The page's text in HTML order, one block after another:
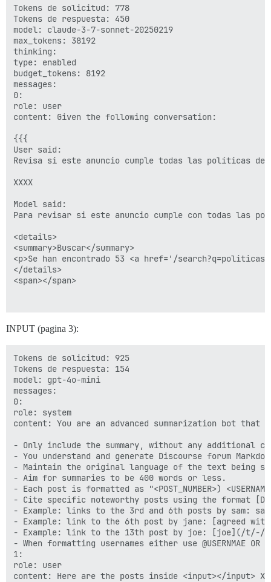
input_schema:
type: object
properties:
required:
1:
name: search
description: Will search topics in the current
input_schema:
type: object
properties:
search_query:
description: Specific keywords to search for, space
user:
type: string
order:
description: search result order
enum:
1: latest_topic
2: oldest
3: views
4: likes
limit:
type: integer
description: maximum number of posts on the topics
type: string
description: list of tags to search for. Use + to
category:
type: string
description: category name to filter to
before:
type: string
after:
type: string
description: only topics created after a specific date
status:
type: string
description: search for topics in a particular state
enum:
0: open
1: closed
2: archived
3: noreplies
4: single_user
required:
Tokens de solicitud: 778
Tokens de respuesta: 450
model: claude-3-7-sonnet-20250219
max_tokens: 38192
thinking:
type: enabled
budget_tokens: 8192
messages:
0:
role: user
content: Given the following conversation:
{{{
User said:
Revisa si este anuncio cumple todas las políticas de
XXXX
Model said:
Para revisar si este anuncio cumple con todas las
<details>
<summary>Buscar</summary>
<p>Se han encontrado 53 <a href='/
</details>
<span></span>
Lo sentimos, parece que nuestro sistema ha
[/details]
}}}
Reply only with a title that is 7 words or less.
- You will never respond with anything but the
- You will always match the conversation language
INPUT (pagina 3):
Tokens de solicitud: 925
Tokens de respuesta: 154
model: gpt-4o-mini
messages:
0:
role: system
content: You are an advanced summarization bot
- Only include the summary, without any additional
- You understand and generate Discourse forum
- Maintain the original language of the text being
- Aim for summaries to be 400 words or less.
- Each post is formatted as "<POST_NUMBER>)
- Cite specific noteworthy posts using the format
- Example: links to the 3rd and 6th posts by sam:
- Example: link to the 6th post by jane: [agreed
- Example: link to the 13th post by joe: [joe](/t/-/
- When formatting usernames either use @USERNMAE OR
1:
role: user
content: Here are the posts inside <input></input>